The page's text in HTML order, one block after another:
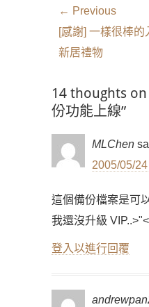
文
章
導
覽
← Previous
Previous
post:
[感謝] 一樣很棒的
新居禮物
14 thoughts
份功能上線”
MLChen
2005/05/
這個備份檔案是可
我還沒升級 VIP..>"<
登入以進行回覆